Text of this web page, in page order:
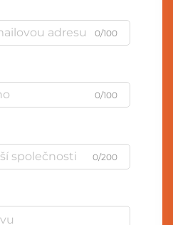
0/100
0/100
0/200